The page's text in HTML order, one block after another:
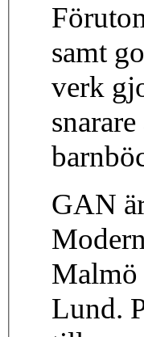
samt
verk
GAN
Malmö
Lund.